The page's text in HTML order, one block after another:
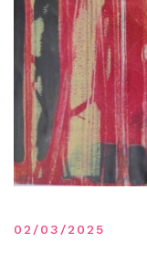
02/03/2025